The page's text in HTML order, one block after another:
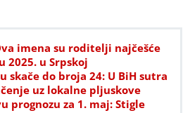
imena su roditelji najčešće
2025. u Srpskoj
skače do broja 24: U BiH sutra
uz lokalne pljuskove
prognozu za 1. maj: Stigle